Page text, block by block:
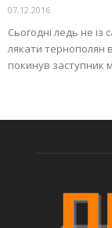
07.12.2016
Сьогодні ледь не із
лякати тернополян
покинув заступник